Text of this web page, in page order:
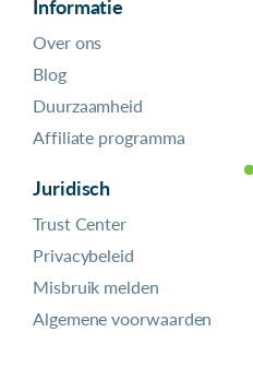
Informatie
Over ons
Blog
Duurzaamheid
Affiliate programma
Juridisch
Trust Center
Privacybeleid
Misbruik melden
Algemene voorwaarden